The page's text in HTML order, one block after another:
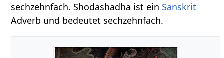
sechzehnfach. Shodashadha ist ein Sanskrit
Adverb und bedeutet sechzehnfach.